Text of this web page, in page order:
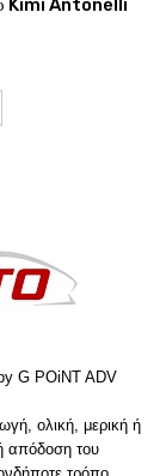
ο Kimi Antonelli
G POiNT ADV
ολική, μερική ή
απόδοση του